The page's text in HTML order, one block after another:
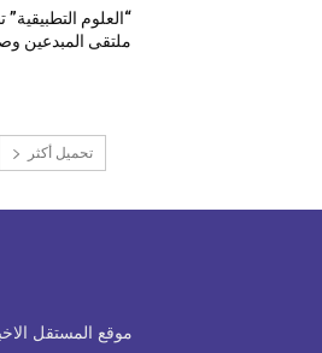
“العلوم
ملتقى المبدعين
تحميل أكثر
موقع المستقل